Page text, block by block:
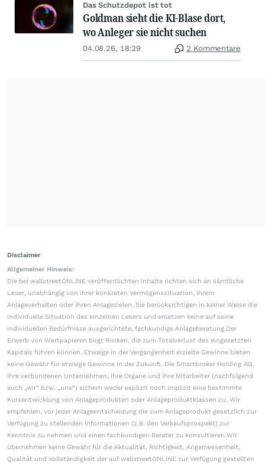
Das Schutzdepot ist tot
Goldman sieht die KI-Blase dort,
wo Anleger sie nicht suchen
04.08.26, 18:29 2 Kommentare
Disclaimer
Allgemeiner Hinweis:
Die bei wallstreetONLINE veröffentlichten Inhalte richten sich an sämtliche
Leser, unabhängig von ihrer konkreten Vermögenssituation, ihrem
Anlageverhalten oder ihren Anlagezielen. Sie berücksichtigen in keiner Weise die
individuelle Situation des einzelnen Lesers und ersetzen keine auf seine
individuellen Bedürfnisse ausgerichtete, fachkundige Anlageberatung.Der
Erwerb von Wertpapieren birgt Risiken, die zum Totalverlust des eingesetzten
Kapitals führen können. Etwaige in der Vergangenheit erzielte Gewinne bieten
keine Gewähr für etwaige Gewinne in der Zukunft. Die Smartbroker Holding AG,
ihre verbundenen Unternehmen, ihre Organe und ihre Mitarbeiter (nachfolgend
auch „wir“ bzw. „uns“) sichern weder explizit noch implizit eine bestimmte
Kursentwicklung von Anlageprodukten oder Anlageproduktklassen zu. Wir
empfehlen, vor jeder Anlageentscheidung die zum Anlageprodukt gesetzlich zur
Verfügung zu stellenden Informationen (z.B. den Verkaufsprospekt) zur
Kenntnis zu nehmen und einen fachkundigen Berater zu konsultieren.Wir
übernehmen keine Gewähr für die Aktualität, Richtigkeit, Angemessenheit,
Qualität und Vollständigkeit der auf wallstreetONLINE zur Verfügung gestellten